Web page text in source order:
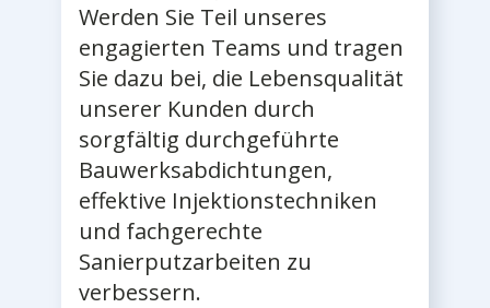
Werden Sie Teil unseres
engagierten Teams und tragen
Sie dazu bei, die Lebensqualität
unserer Kunden durch
sorgfältig durchgeführte
Bauwerksabdichtungen,
effektive Injektionstechniken
und fachgerechte
Sanierputzarbeiten zu
verbessern.